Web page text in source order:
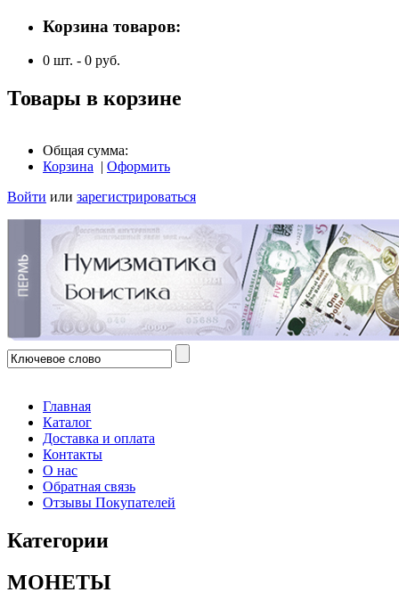
Корзина товаров:
0 шт. - 0 руб.
Товары в корзине
Общая сумма:
Корзина | Оформить
Войти или зарегистрироваться
Главная
Каталог
Доставка и оплата
Контакты
О нас
Обратная связь
Отзывы Покупателей
Категории
МОНЕТЫ